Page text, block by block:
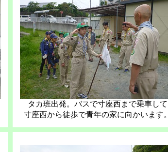
タカ班出発。バスで寸座西まで乗車して
寸座西から徒歩で青年の家に向かいます。